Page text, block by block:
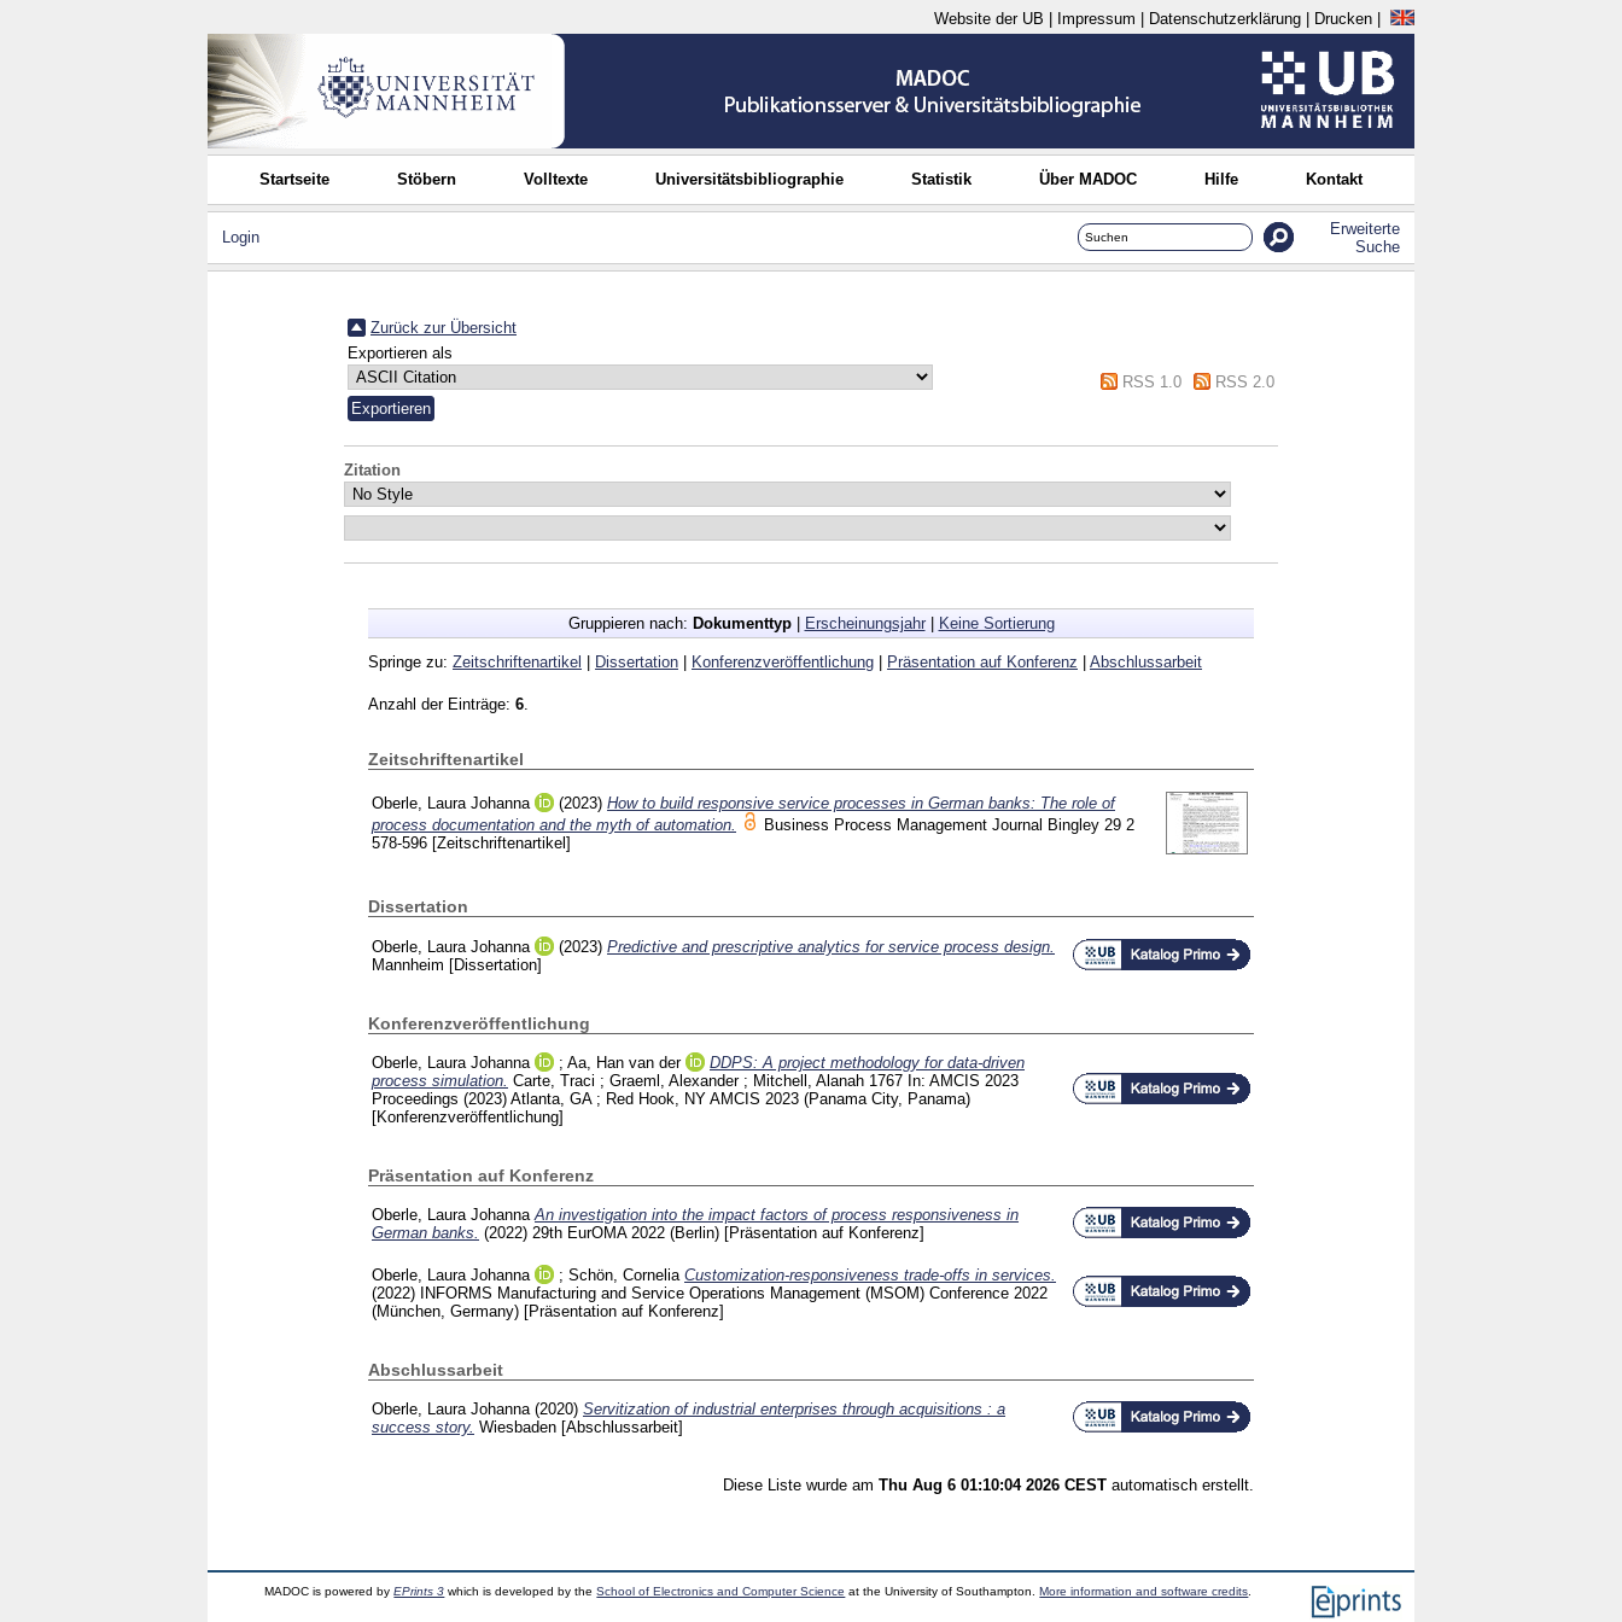
Website der UB Impressum Datenschutzerklärung Drucken
Startseite Stöbern Volltexte Universitätsbibliographie Statistik Über MADOC Hilfe Kontakt
Login
Erweiterte
Suche
Zurück zur Übersicht
Exportieren als
RSS 1.0
RSS 2.0
Zitation
Gruppieren nach: Dokumenttyp| Erscheinungsjahr| Keine Sortierung
Springe zu: Zeitschriftenartikel Dissertation Konferenzveröffentlichung Präsentation auf Konferenz Abschlussarbeit
Anzahl der Einträge: 6
Zeitschriftenartikel
Oberle, Laura Johanna (2023) How to build responsive service processes in German banks: The role of
process documentation and the myth of automation.
Business Process Management Journal Bingley 29 2
578-596 [Zeitschriftenartikel]
Dissertation
Oberle, Laura Johanna (2023) Predictive and prescriptive analytics for service process design.
Mannheim [Dissertation]
Konferenzveröffentlichung
Oberle, Laura Johanna ; Aa, Han van der
DDPS: A project methodology for data-driven
process simulation. Carte, Traci ; Graeml, Alexander; Mitchell, Alanah 1767 In: AMCIS 2023
Proceedings (2023) Atlanta, GA ; Red Hook, NY AMCIS 2023 (Panama City, Panama)
[Konferenzveröffentlichung]
Präsentation auf Konferenz
Oberle, Laura Johanna An investigation into the impact factors of process responsiveness in
German banks. (2022) 29th EurOMA 2022 (Berlin) [Präsentation auf Konferenz]
Oberle, Laura Johanna ; Schön, Cornelia Customization-responsiveness trade-offs in services.
(2022)
INFORMS Manufacturing and Service Operations Management (MSOM) Conference 2022
(München, Germany) [Präsentation auf Konferenz]
Abschlussarbeit
Oberle, Laura Johanna (2020) Servitization of industrial enterprises through acquisitions : a
success story. Wiesbaden [Abschlussarbeit]
Diese Liste wurde am Thu Aug 6 01:10:04 2026 CEST automatisch erstellt.
MADOC is powered byEPrints 3 which is developed by theSchool of Electronics and Computer Science at the University of Southampton.More information and software credits